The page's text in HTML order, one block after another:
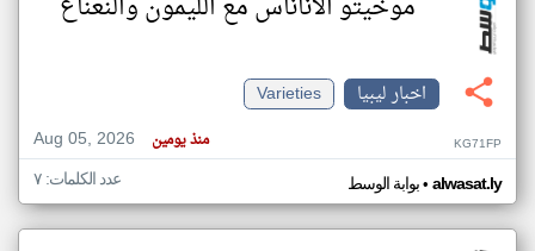
اخبار ليبيا
Varieties
Aug 05, 2026
منذ يومين KG71FP
بوابة الوسط• alwasat.ly عدد الكلمات: ٧